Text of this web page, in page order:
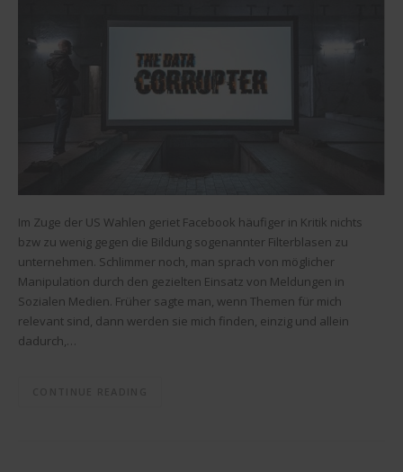
Im Zuge der US Wahlen geriet Facebook häufiger in Kritik nichts
bzw zu wenig gegen die Bildung sogenannter Filterblasen zu
unternehmen. Schlimmer noch, man sprach von möglicher
Manipulation durch den gezielten Einsatz von Meldungen in
Sozialen Medien. Früher sagte man, wenn Themen für mich
relevant sind, dann werden sie mich finden, einzig und allein
dadurch,…